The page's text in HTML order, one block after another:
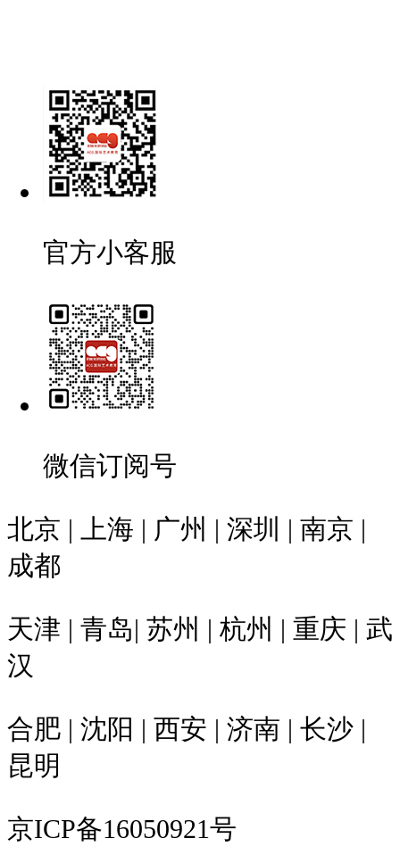
官方小客服
微信订阅号
北京 | 上海 | 广州 | 深圳 | 南京 |
成都
天津 | 青岛| 苏州 | 杭州 | 重庆 | 武
汉
合肥 | 沈阳 | 西安 | 济南 | 长沙 |
昆明
京ICP备16050921号